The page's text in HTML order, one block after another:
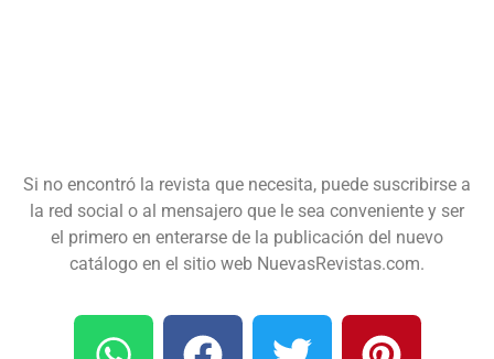
Si no encontró la revista que necesita, puede suscribirse a
la red social o al mensajero que le sea conveniente y ser
el primero en enterarse de la publicación del nuevo
catálogo en el sitio web NuevasRevistas.com.